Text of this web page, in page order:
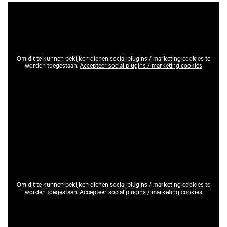
Om dit te kunnen bekijken dienen social plugins / marketing cookies te
worden toegestaan.Accepteer social plugins / marketing cookies
Om dit te kunnen bekijken dienen social plugins / marketing cookies te
worden toegestaan.Accepteer social plugins / marketing cookies